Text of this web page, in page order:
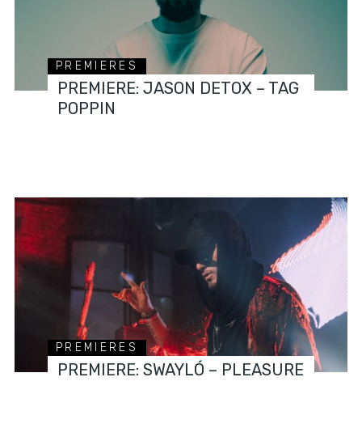
PREMIERES
PREMIERE: JASON DETOX – TAG
POPPIN
PREMIERES
PREMIERE: SWAYLÓ – PLEASURE